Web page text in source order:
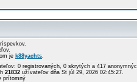
je k88yachts.
0 registrovaných, 0 skrytých a 417
21832 užívateľov dňa St júl 29, 2026 02:45:27.
prítomný